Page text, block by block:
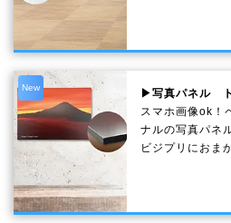
New
▶写真パネル
スマホ画像ok！
ナルの写真パネ
ビジプリにおま